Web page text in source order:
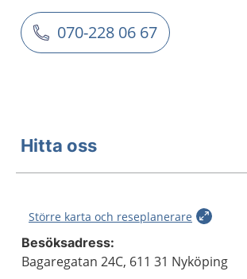
070-228 06 67
Hitta oss
Större karta och reseplanerare
Besöksadress:
Bagaregatan 24C, 611 31 Nyköping